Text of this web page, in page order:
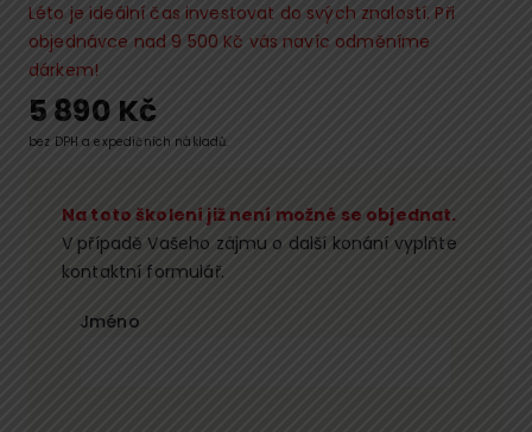
Léto je ideální čas investovat do svých znalostí. Při
objednávce nad 9 500 Kč vás navíc odměníme
dárkem!
5 890 Kč
bez DPH a expedičních nákladů.
Na toto školení již není možné se objednat.
V případě Vašeho zájmu o další konání vyplňte
kontaktní formulář.
Jméno